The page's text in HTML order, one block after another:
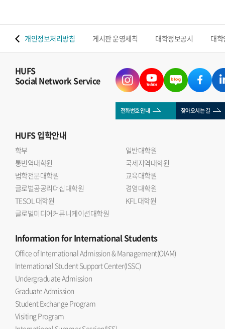
개인정보처리방침 게시판 운영세칙 대학정보공시 대
HUFS
Social Network Service
전화번호 안내 찾아오시는 길
HUFS입학안내
학부
일반대학원
통번역대학원
국제지역대학원
법학전문대학원
교육대학원
글로벌공공리더십대학원
경영대학원
TESOL 대학원
KFL 대학원
글로벌미디어커뮤니케이션대학원
Informationfor International Students
Office of International Admission & Management(OIAM)
International Student Support Center(ISSC)
Undergraduate Admission
Graduate Admission
Student Exchange Program
Visiting Program